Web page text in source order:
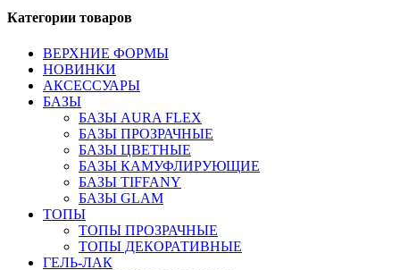
Категории товаров
ВЕРХНИЕ ФОРМЫ
НОВИНКИ
АКСЕССУАРЫ
БАЗЫ
БАЗЫ AURA FLEX
БАЗЫ ПРОЗРАЧНЫЕ
БАЗЫ ЦВЕТНЫЕ
БАЗЫ КАМУФЛИРУЮЩИЕ
БАЗЫ TIFFANY
БАЗЫ GLAM
ТОПЫ
ТОПЫ ПРОЗРАЧНЫЕ
ТОПЫ ДЕКОРАТИВНЫЕ
ГЕЛЬ-ЛАК